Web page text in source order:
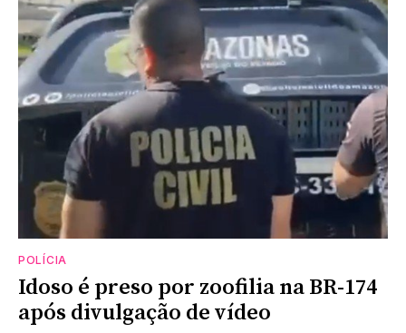
POLÍCIA
Idoso é preso por zoofilia na BR-174
após divulgação de vídeo